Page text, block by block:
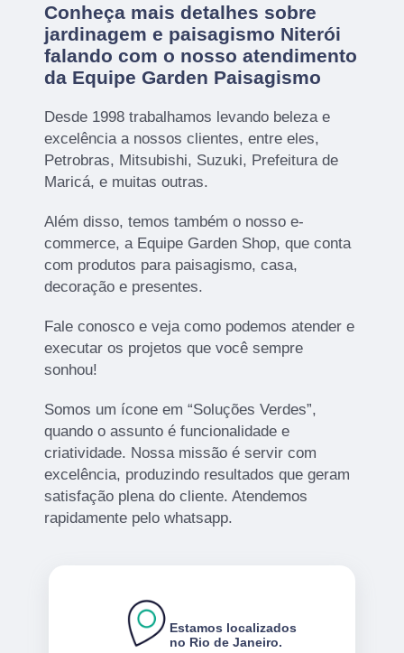
Conheça mais detalhes sobre
jardinagem e paisagismo Niterói
falando com o nosso atendimento
da Equipe Garden Paisagismo
Desde 1998 trabalhamos levando beleza e
excelência a nossos clientes, entre eles,
Petrobras, Mitsubishi, Suzuki, Prefeitura de
Maricá, e muitas outras.
Além disso, temos também o nosso e-
commerce, a Equipe Garden Shop, que conta
com produtos para paisagismo, casa,
decoração e presentes.
Fale conosco e veja como podemos atender e
executar os projetos que você sempre
sonhou!
Somos um ícone em “Soluções Verdes”,
quando o assunto é funcionalidade e
criatividade. Nossa missão é servir com
excelência, produzindo resultados que geram
satisfação plena do cliente. Atendemos
rapidamente pelo whatsapp.
Estamos localizados
no Rio de Janeiro.